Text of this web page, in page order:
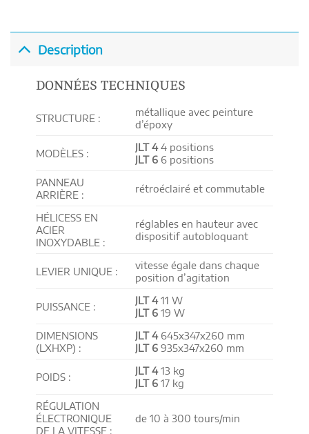
Description
DONNÉES TECHNIQUES
STRUCTURE :
métallique avec peinture
d’époxy
MODÈLES : JLT 44 positions
JLT 6 6 positions
PANNEAU
ARRIÈRE :
rétroéclairé et commutable
HÉLICESS EN
ACIER
INOXYDABLE :
réglables en hauteur avec
dispositif autobloquant
LEVIER UNIQUE :
vitesse égale dans chaque
position d’agitation
PUISSANCE : JLT 411 W
JLT 619 W
DIMENSIONS
(LXHXP) :
JLT 4645x347x260 mm
JLT 6935x347x260 mm
POIDS : JLT 413 kg
JLT 617 kg
RÉGULATION
ÉLECTRONIQUE
DE LA VITESSE :
de 10 à 300 tours/min